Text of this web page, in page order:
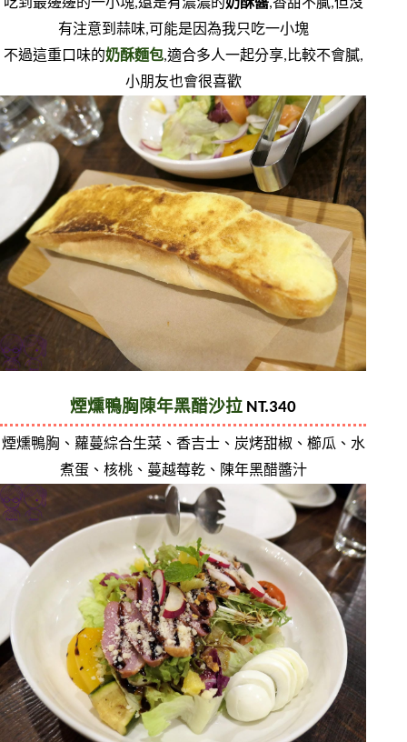
吃到最邊邊的一小塊,還是有濃濃的奶酥醬,香甜不膩,但沒
有注意到蒜味,可能是因為我只吃一小塊
不過這重口味的奶酥麵包,適合多人一起分享,比較不會膩,
小朋友也會很喜歡
煙燻鴨胸陳年黑醋沙拉 NT.340
煙燻鴨胸、蘿蔓綜合生菜、香吉士、炭烤甜椒、櫛瓜、水
煮蛋、核桃、蔓越莓乾、陳年黑醋醬汁